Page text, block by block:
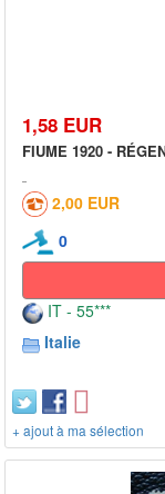
1,58 EUR
FIUME 1920 -
2,00 EUR
0
IT - 55***
Italie
+ ajout à ma sélection